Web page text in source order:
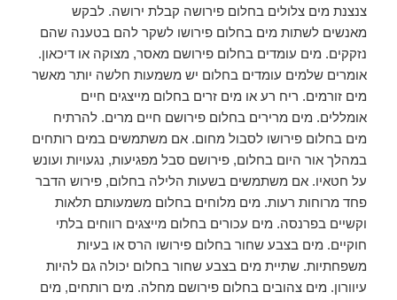
צנצנת מים צלולים בחלום פירושה קבלת ירושה. לבקש
מאנשים לשתות מים בחלום פירושו לשקר להם בטענה שהם
נזקקים. מים עומדים בחלום פירושם מאסר, מצוקה או דיכאון.
אומרים שלמים עומדים בחלום יש משמעות חלשה יותר מאשר
מים זורמים. ריח רע או מים זרים בחלום מייצגים חיים
אומללים. מים מרירים בחלום פירושם חיים מרים. להרתיח
מים בחלום פירושו לסבול מחום. אם משתמשים במים רותחים
במהלך אור היום בחלום, פירושם סבל מפגיעות, נגעויות ועונש
על חטאיו. אם משתמשים בשעות הלילה בחלום, פירוש הדבר
פחד מרוחות רעות. מים מלוחים בחלום משמעותם תלאות
וקשיים בפרנסה. מים עכורים בחלום מייצגים רווחים בלתי
חוקיים. מים בצבע שחור בחלום פירושו הרס או בעיות
משפחתיות. שתיית מים בצבע שחור בחלום יכולה גם להיות
עיוורון. מים צהובים בחלום פירושם מחלה. מים רותחים, מים